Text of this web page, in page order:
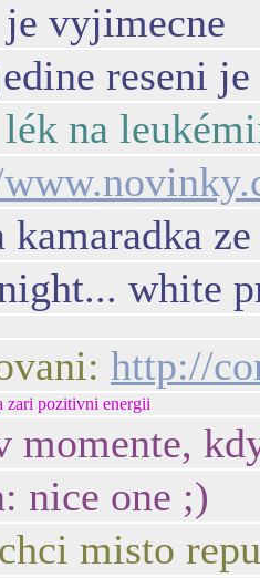
vyjimecne
reseni
na
kamaradka
white
http://
zari pozitivni energii
momente,
nice one ;)
misto